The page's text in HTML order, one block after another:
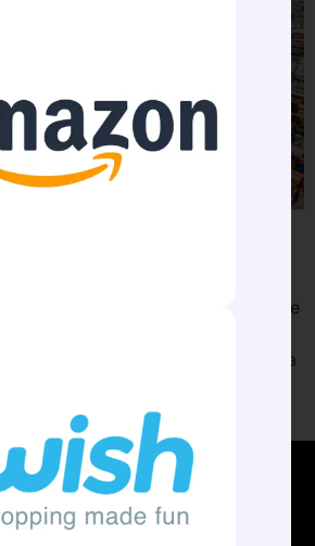
milhões de toneladas de
novembro do último ano
dos portos da Região
logística nacional. Trata-se de
em relação ao mesmo
que contribuiu de forma
positivos da balança
[…]